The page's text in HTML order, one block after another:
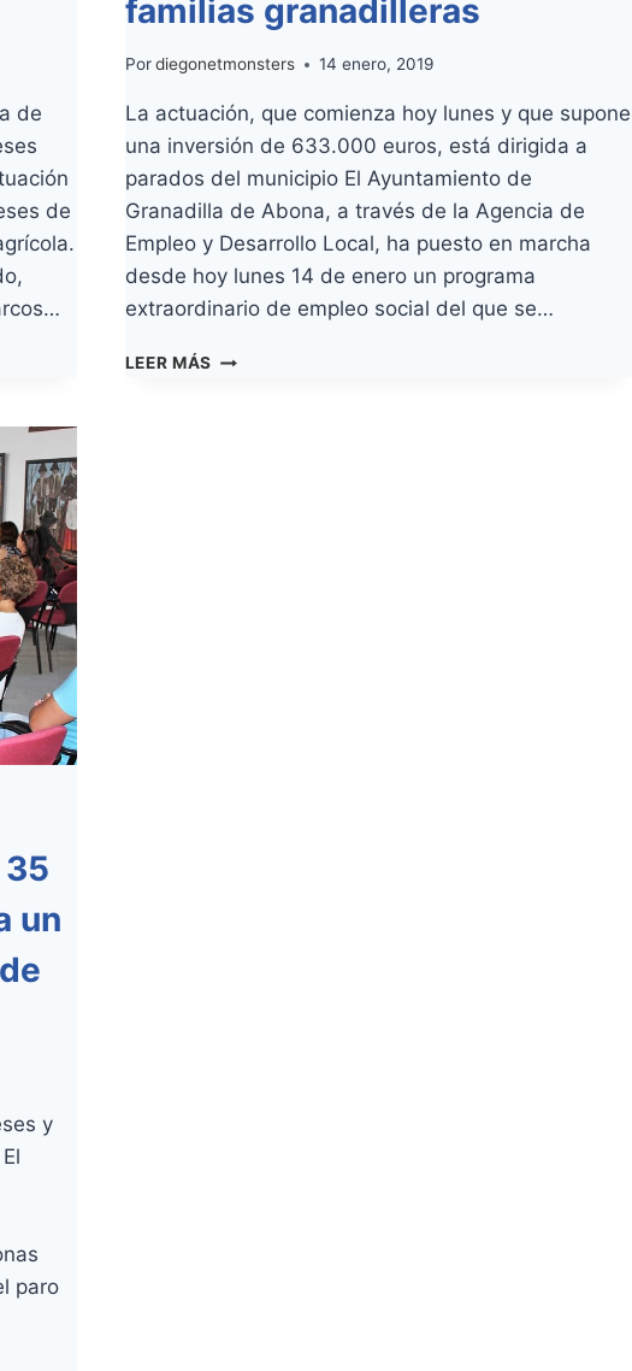
de
de
familias granadilleras
Por diegonetmonsters 14 enero, 2019
La actuación, que comienza hoy lunes y que supone
una inversión de 633.000 euros, está dirigida a
parados del municipio El Ayuntamiento de
Granadilla de Abona, a través de la Agencia de
Empleo y Desarrollo Local, ha puesto en marcha
desde hoy lunes 14 de enero un programa
extraordinario de empleo social del que se…
LEER MÁS EL
un
y
paro